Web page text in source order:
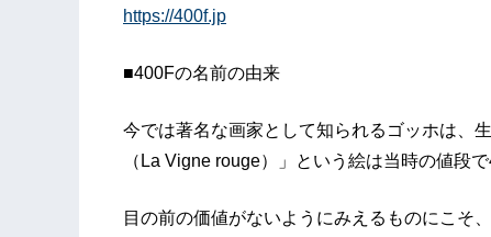
https://400f.jp
■400Fの名前の由来
今では著名な画家として知られるゴッホは、
（La Vigne rouge）」という絵は当時の値段
目の前の価値がないようにみえるものにこそ